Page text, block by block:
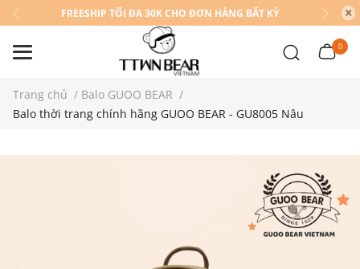
FREESHIP TỐI ĐA 30K CHO ĐƠN HÀNG BẤT KỲ
0
Trang chủ / Balo GUOO BEAR /
Balo thời trang chính hãng GUOO BEAR - GU8005 Nâu